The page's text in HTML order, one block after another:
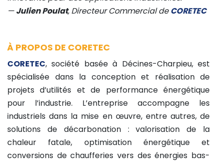
—Julien Poulat, Directeur Commercial deCORETEC
À PROPOS DE CORETEC
CORETEC, société basée à Décines-Charpieu, est
spécialisée dans la conception et réalisation de
projets d’utilités et de performance énergétique
pour l’industrie. L’entreprise accompagne les
industriels dans la mise en œuvre, entre autres, de
solutions de décarbonation : valorisation de la
chaleur fatale, optimisation énergétique et
conversions de chaufferies vers des énergies bas-